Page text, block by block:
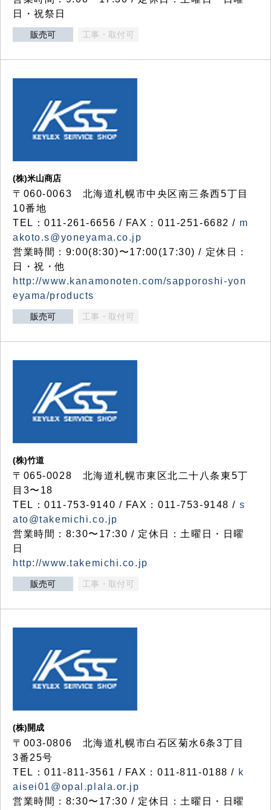
日・祝祭日
販売可 工事・取付可
(株)米山商店
〒060-0063 北海道札幌市中央区南三条西5丁目
10番地
TEL：011-261-6656 / FAX：011-251-6682 / m
akoto.s@yoneyama.co.jp
営業時間：9:00(8:30)〜17:00(17:30) / 定休日：
日・祝・他
http://www.kanamonoten.com/sapporoshi-yon
eyama/products
販売可 工事・取付可
(株)竹道
〒065-0028 北海道札幌市東区北二十八条東5丁
目3〜18
TEL：011-753-9140 / FAX：011-753-9148 / s
ato@takemichi.co.jp
営業時間：8:30〜17:30 / 定休日：土曜日・日曜
日
http://www.takemichi.co.jp
販売可 工事・取付可
(株)開成
〒003-0806 北海道札幌市白石区菊水6条3丁目
3番25号
TEL：011-811-3561 / FAX：011-811-0188 / k
aisei01@opal.plala.or.jp
営業時間：8:30〜17:30 / 定休日：土曜日・日曜